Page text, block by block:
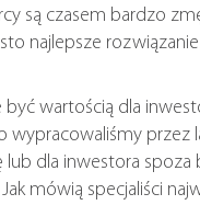
są czasem bardzo
najlepsze
wartością dla
wypracowaliśmy
lub dla inwestora spoza
Jak mówią specjaliści